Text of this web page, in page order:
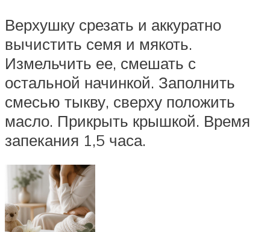
Верхушку срезать и аккуратно
вычистить семя и мякоть.
Измельчить ее, смешать с
остальной начинкой. Заполнить
смесью тыкву, сверху положить
масло. Прикрыть крышкой. Время
запекания 1,5 часа.